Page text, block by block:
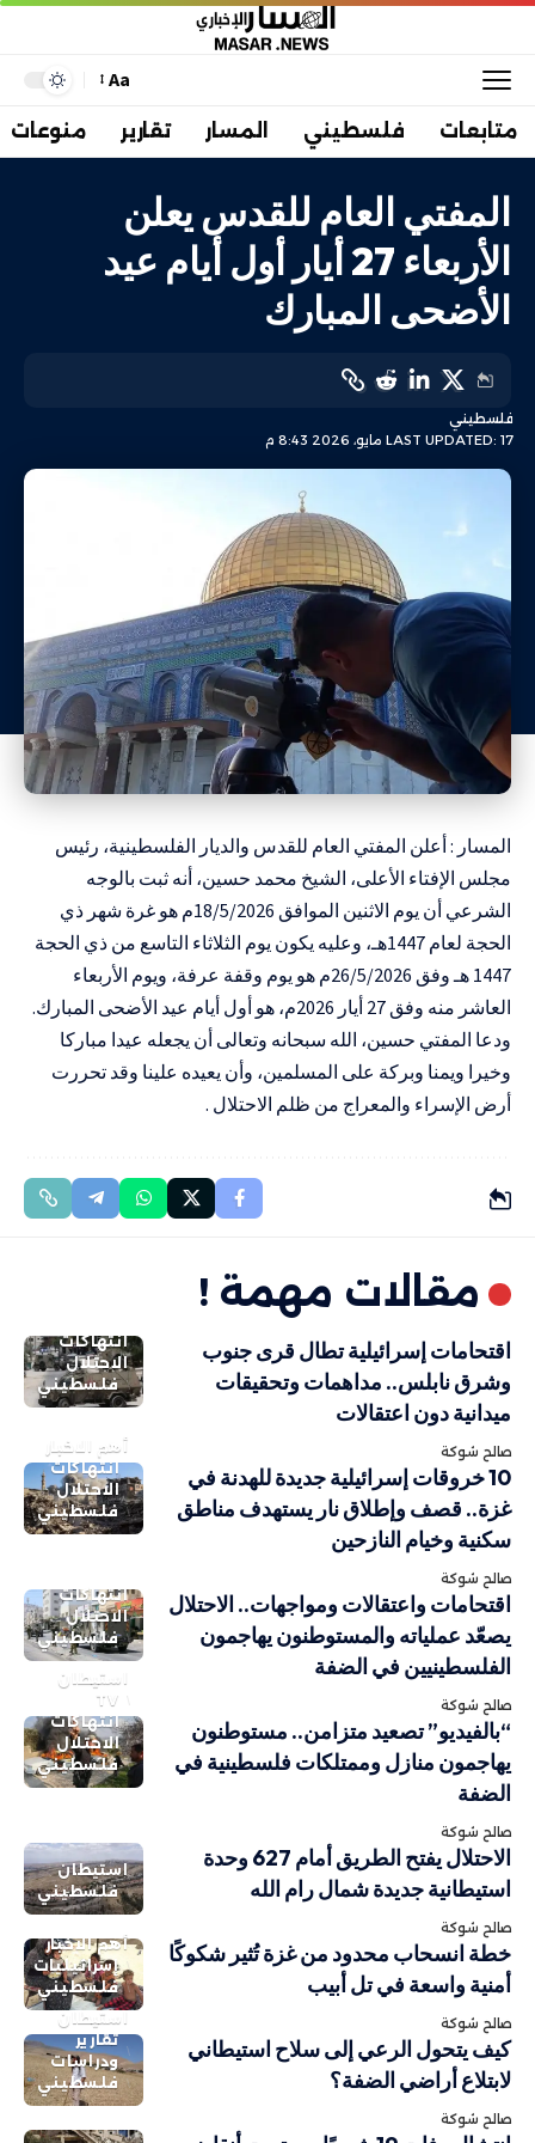
Aa
متابعات فلسطيني المسار تقارير منوعات
المفتي العام للقدس يعلن
الأربعاء 27 أيار أول أيام عيد
الأضحى المبارك
LAST UPDATED: 17 مايو، 2026 8:43 م
فلسطيني
المسار : أعلن المفتي العام للقدس والديار الفلسطينية، رئيس
مجلس الإفتاء الأعلى، الشيخ محمد حسين، أنه ثبت بالوجه
الشرعي أن يوم الاثنين الموافق 18/5/2026م هو غرة شهر ذي
الحجة لعام 1447هـ، وعليه يكون يوم الثلاثاء التاسع من ذي الحجة
1447 هـ وفق 26/5/2026م هو يوم وقفة عرفة، ويوم الأربعاء
العاشر منه وفق 27 أيار 2026م، هو أول أيام عيد الأضحى المبارك.
ودعا المفتي حسين، الله سبحانه وتعالى أن يجعله عيدا مباركا
وخيرا ويمنا وبركة على المسلمين، وأن يعيده علينا وقد تحررت
أرض الإسراء والمعراج من ظلم الاحتلال .
مقالات مهمة !
انتهاكات
الاحتلال
فلسطيني
اقتحامات إسرائيلية تطال قرى جنوب
وشرق نابلس.. مداهمات وتحقيقات
ميدانية دون اعتقالات
صالح شوكة
أهم الاخبار
انتهاكات
الاحتلال
فلسطيني
10 خروقات إسرائيلية جديدة للهدنة في
غزة.. قصف وإطلاق نار يستهدف مناطق
سكنية وخيام النازحين
صالح شوكة
انتهاكات
الاحتلال
فلسطيني
اقتحامات واعتقالات ومواجهات.. الاحتلال
يصعّد عملياته والمستوطنون يهاجمون
الفلسطينيين في الضفة
صالح شوكة
استيطان
TV
انتهاكات
الاحتلال
فلسطيني
“بالفيديو” تصعيد متزامن.. مستوطنون
يهاجمون منازل وممتلكات فلسطينية في
الضفة
صالح شوكة
استيطان
فلسطيني
الاحتلال يفتح الطريق أمام 627 وحدة
استيطانية جديدة شمال رام الله
صالح شوكة
أهم الاخبار
إسرائيليات
فلسطيني
خطة انسحاب محدود من غزة تُثير شكوكًا
أمنية واسعة في تل أبيب
صالح شوكة
استيطان
تقارير
ودراسات
فلسطيني
كيف يتحول الرعي إلى سلاح استيطاني
لابتلاع أراضي الضفة؟
صالح شوكة